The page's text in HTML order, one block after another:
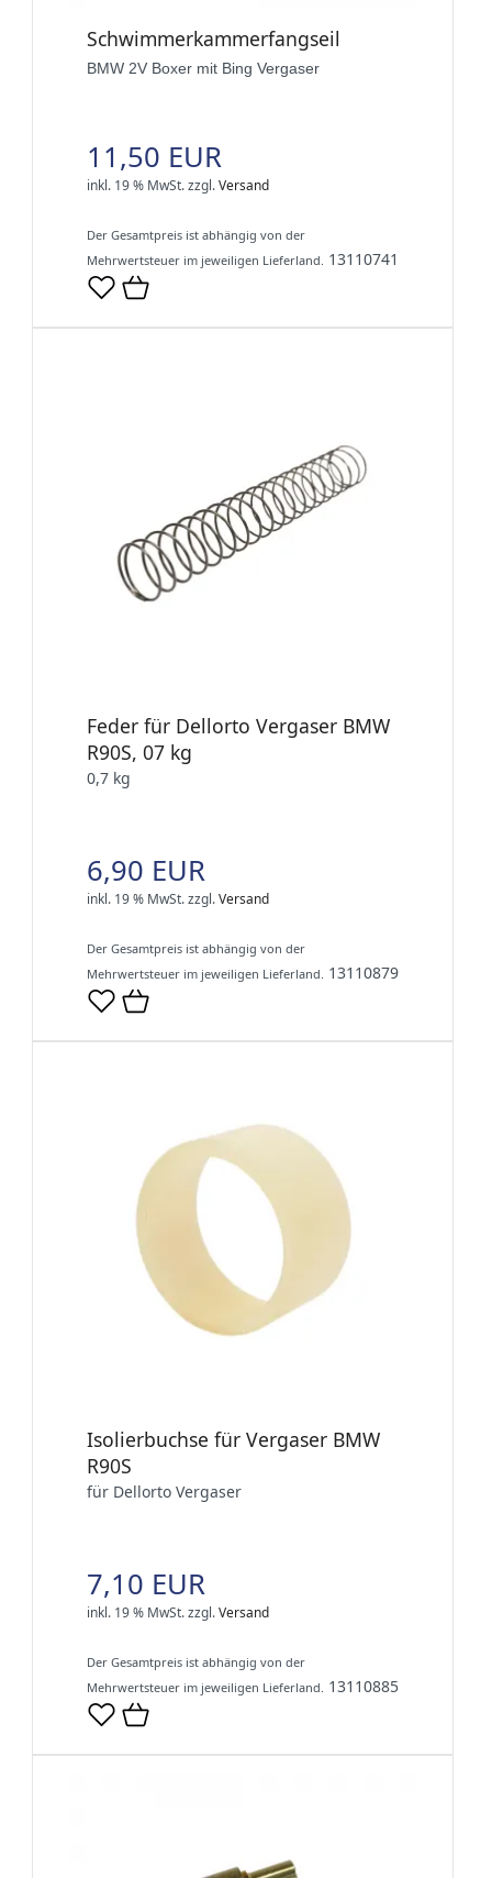
Schwimmerkammerfangseil
BMW 2V Boxer mit Bing Vergaser
11,50 EUR
inkl. 19 % MwSt.zzgl.Versand
Der Gesamtpreis ist abhängig von der
Mehrwertsteuer im jeweiligen Lieferland. 13110741
Feder für Dellorto Vergaser BMW
R90S, 07 kg
0,7 kg
6,90 EUR
inkl. 19 % MwSt.zzgl.Versand
Der Gesamtpreis ist abhängig von der
Mehrwertsteuer im jeweiligen Lieferland. 13110879
Isolierbuchse für Vergaser BMW
R90S
für Dellorto Vergaser
7,10 EUR
inkl. 19 % MwSt.zzgl.Versand
Der Gesamtpreis ist abhängig von der
Mehrwertsteuer im jeweiligen Lieferland. 13110885